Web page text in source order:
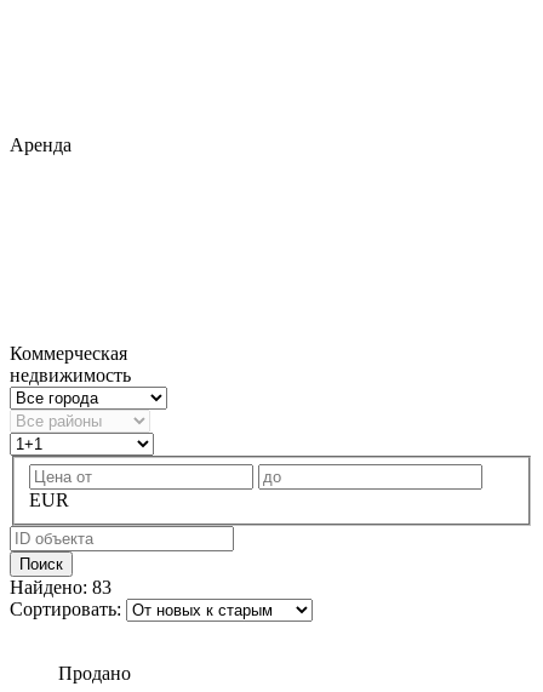
Аренда
Коммерческая
недвижимость
EUR
Поиск
Найдено: 83
Сортировать:
Продано